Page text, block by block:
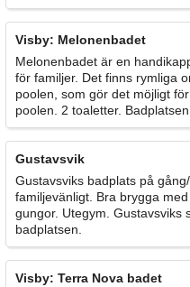
Visby: Melonenbadet
Melonenbadet är en
för familjer. Det finns rymliga
poolen, som gör det möjligt
poolen. 2 toaletter.
Gustavsvik
Gustavsviks badplats på
familjevänligt. Bra brygga
gungor. Utegym. Gustavsviks
badplatsen.
Visby: Terra Nova badet